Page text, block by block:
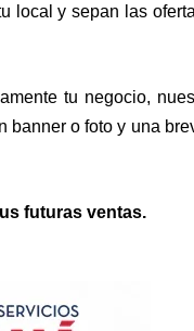
local y sepan las
tu negocio,
banner o foto y una
futuras ventas.